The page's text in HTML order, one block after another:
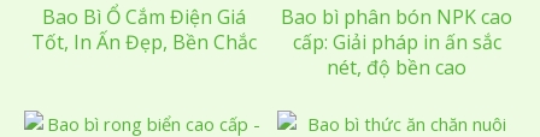
Bao Bì Ổ Cắm Điện Giá
Tốt, In Ấn Đẹp, Bền Chắc
Bao bì phân bón NPK cao
cấp: Giải pháp in ấn sắc
nét, độ bền cao